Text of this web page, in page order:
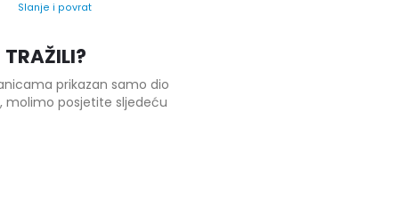
Slanje i povrat
TRAŽILI?
prikazan samo dio
molimo posjetite sljedeću